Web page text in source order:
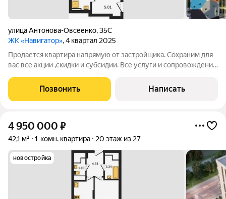
улица Антонова-Овсеенко,35С
ЖК «Навигатор», 4 квартал 2025
Продается квартира напрямую от застройщика. Сохраним для
вас все акции ,скидки и субсидии. Все услуги и сопровождение
получаете подарок телевизор на кухню. Жилой комплекс
расположен в
Позвонить Написать
4 950 000 ₽
42,1 м² 1-комн. квартира 20 этаж из 27
новостройка